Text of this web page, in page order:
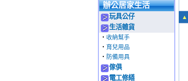
辦公居家生活
玩具公仔
生活雜貨
‧ 收納幫手
‧ 育兒用品
‧ 防備用具
傢俱
電工修繕
▲